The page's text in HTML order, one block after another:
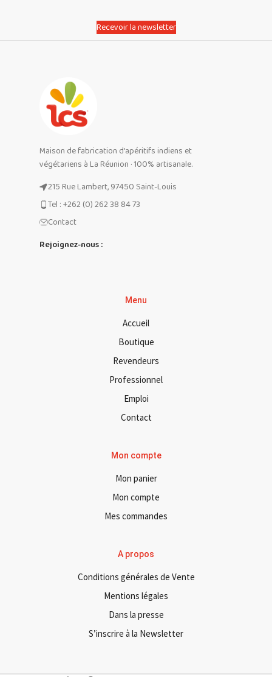
Recevoir la newsletter
Maison de fabrication d'apéritifs indiens et
végétariens à La Réunion · 100% artisanale.
215 Rue Lambert, 97450 Saint-Louis
Tel : +262 (0) 262 38 84 73
Contact
Rejoignez-nous :
Menu
Accueil
Boutique
Revendeurs
Professionnel
Emploi
Contact
Mon compte
Mon panier
Mon compte
Mes commandes
A propos
Conditions générales de Vente
Mentions légales
Dans la presse
S’inscrire à la Newsletter